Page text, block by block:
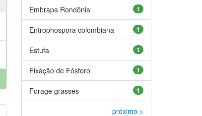
1
Embrapa Rondônia
1
Entrophospora colombiana
1
Estufa
1
Fixação de Fósforo
1
Forage grasses
próximo >